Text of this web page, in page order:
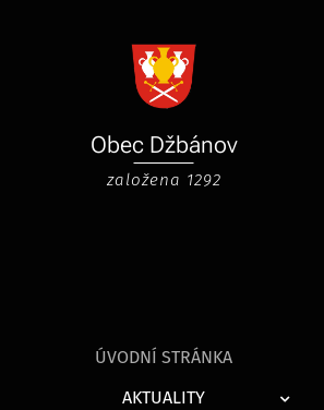
Obec Džbánov
založena 1292
ÚVODNÍ STRÁNKA
AKTUALITY